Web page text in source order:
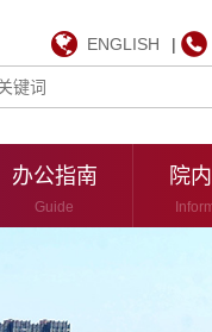
ENGLISH |
办公指南
Guide
院